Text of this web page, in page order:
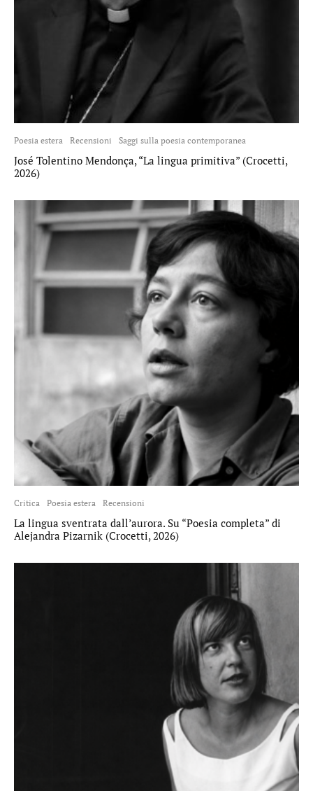
Poesia estera Recensioni Saggi sulla poesia contemporanea
José Tolentino Mendonça, “La lingua primitiva” (Crocetti,
2026)
Critica Poesia estera Recensioni
La lingua sventrata dall’aurora. Su “Poesia completa” di
Alejandra Pizarnik (Crocetti, 2026)